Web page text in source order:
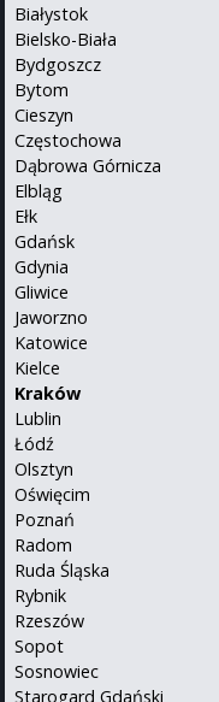
Białystok
Bielsko-Biała
Bydgoszcz
Bytom
Cieszyn
Częstochowa
Dąbrowa Górnicza
Elbląg
Ełk
Gdańsk
Gdynia
Gliwice
Jaworzno
Katowice
Kielce
Kraków
Lublin
Łódź
Olsztyn
Oświęcim
Poznań
Radom
Ruda Śląska
Rybnik
Rzeszów
Sopot
Sosnowiec
Starogard Gdański